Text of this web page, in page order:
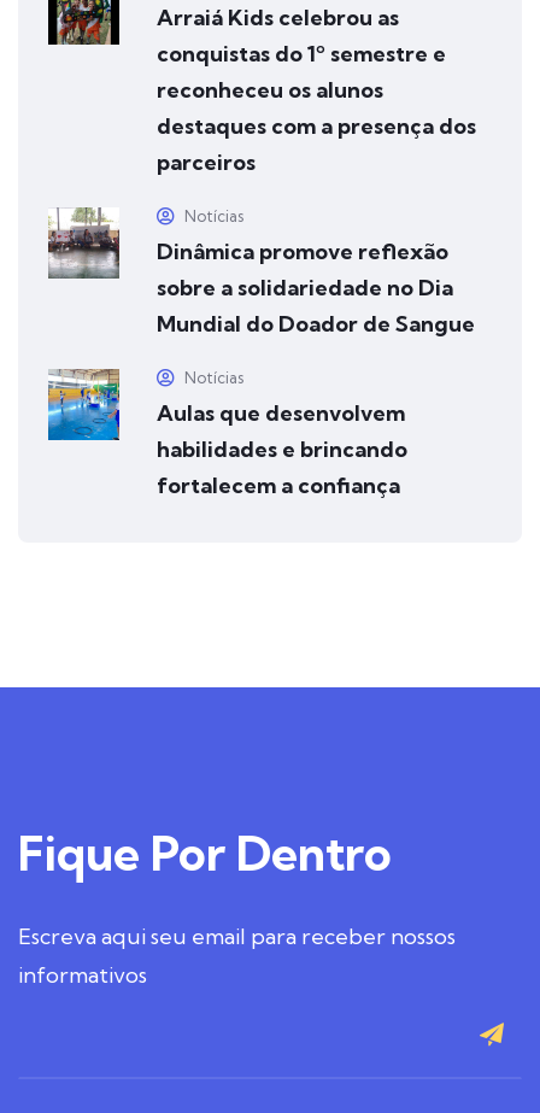
Arraiá Kids celebrou as
conquistas do 1º semestre e
reconheceu os alunos
destaques com a presença dos
parceiros
Notícias
Dinâmica promove reflexão
sobre a solidariedade no Dia
Mundial do Doador de Sangue
Notícias
Aulas que desenvolvem
habilidades e brincando
fortalecem a confiança
Fique Por Dentro
Escreva aqui seu email para receber nossos
informativos